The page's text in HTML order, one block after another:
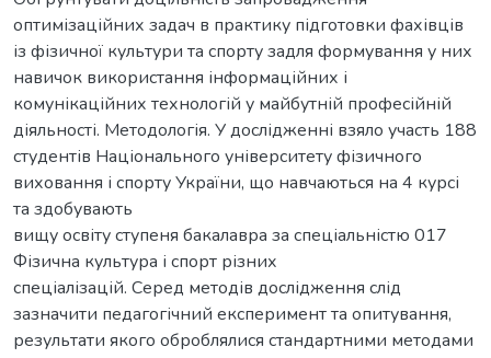
оптимізаційних задач в практику підготовки фахівців
із фізичної культури та спорту задля формування у них
навичок використання інформаційних і
комунікаційних технологій у майбутній професійній
діяльності. Методологія. У дослідженні взяло участь 188
студентів Національного університету фізичного
виховання і спорту України, що навчаються на 4 курсі
та здобувають
вищу освіту ступеня бакалавра за спеціальністю 017
Фізична культура і спорт різних
спеціалізацій. Серед методів дослідження слід
зазначити педагогічний експеримент та опитування,
результати якого оброблялися стандартними методами